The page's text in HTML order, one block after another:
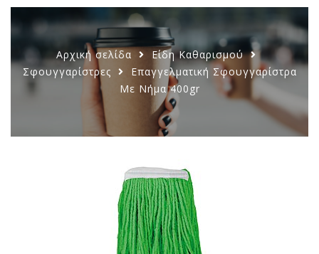
Αρχική σελίδα
Είδη Καθαρισμού
Σφουγγαρίστρες
Επαγγελματική Σφουγγαρίστρα
Με Νήμα 400gr